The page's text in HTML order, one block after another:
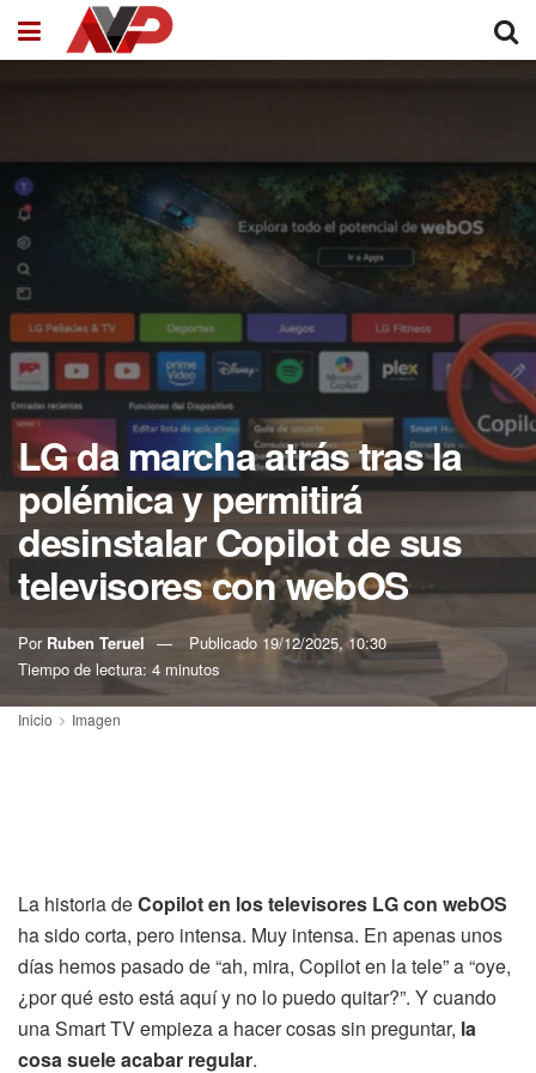
LG da marcha atrás tras la
polémica y permitirá
desinstalar Copilot de sus
televisores con webOS
Por Ruben Teruel Publicado 19/12/2025, 10:30
Tiempo de lectura: 4 minutos
Inicio Imagen
La historia deCopilot en los televisores LG con webOS
ha sido corta, pero intensa. Muy intensa. En apenas unos
días hemos pasado de “ah, mira, Copilot en la tele” a “oye,
¿por qué esto está aquí y no lo puedo quitar?”. Y cuando
una Smart TV empieza a hacer cosas sin preguntar, la
cosa suele acabar regular.